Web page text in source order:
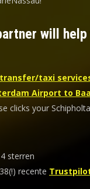
will help
taxi
Airport to
clicks your
sterren
recente